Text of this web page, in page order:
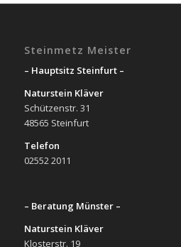
Steinmetz Meister
– Hauptsitz Steinfurt –
Naturstein Kläver
Schützenstr. 31
48565 Steinfurt
Telefon
02552 2011
– Beratung Münster –
Naturstein Kläver
Klosterstr. 19